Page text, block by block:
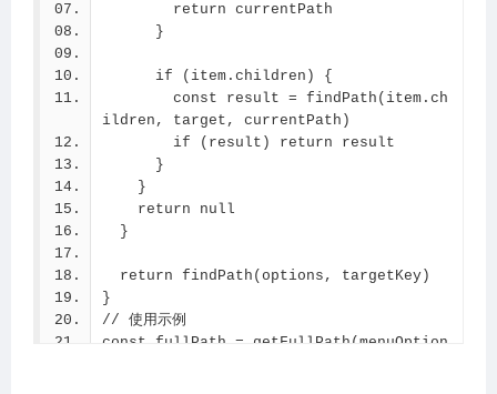
// 使用示例
const result = getParentsByKey('user-li
console.log('当前项:', result.current)
console.log('所有父级:', result.parents)
console.log('父级keys:', result.parentKe
console.log('父级labels:', result.parent
Labels)
        return currentPath
      }
      if (item.children) {
ildren, target, currentPath)
        if (result) return result
      }
    }
    return null
  }
  return findPath(options, targetKey)
}
// 使用示例
const fullPath = getFullPath(menuOption